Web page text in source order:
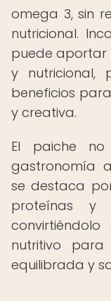
omega 3, sin
nutricional.
puede aportar
y nutricional,
beneficios
y creativa.
El paiche
gastronomía
se destaca
proteínas y
nutritivo
equilibrada y